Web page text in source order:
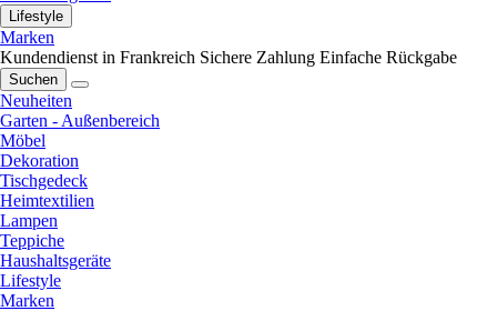
Lifestyle
Marken
Kundendienst in Frankreich Sichere Zahlung Einfache Rückgabe
Suchen
Neuheiten
Garten - Außenbereich
Möbel
Dekoration
Tischgedeck
Heimtextilien
Lampen
Teppiche
Haushaltsgeräte
Lifestyle
Marken